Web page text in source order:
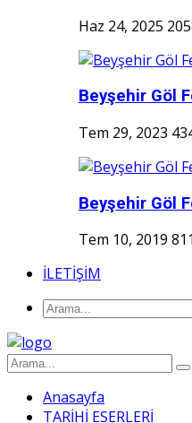
Haz 24, 2025
Beyşehir Göl
Tem 29, 2023
Beyşehir Göl
Tem 10, 2019
İLETİŞİM
Anasayfa
TARİHİ ESERLERİ